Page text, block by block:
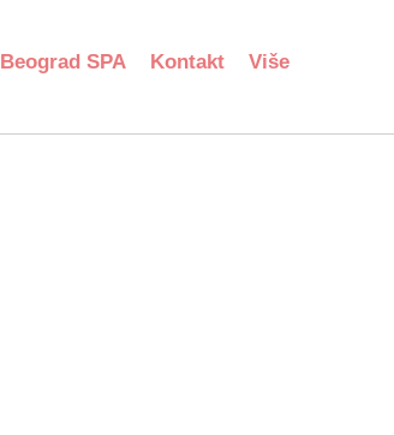
Beograd SPA Kontakt Više